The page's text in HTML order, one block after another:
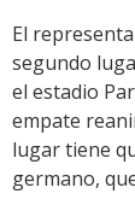
El
segundo
el estadio
empate
lugar tiene
germano,